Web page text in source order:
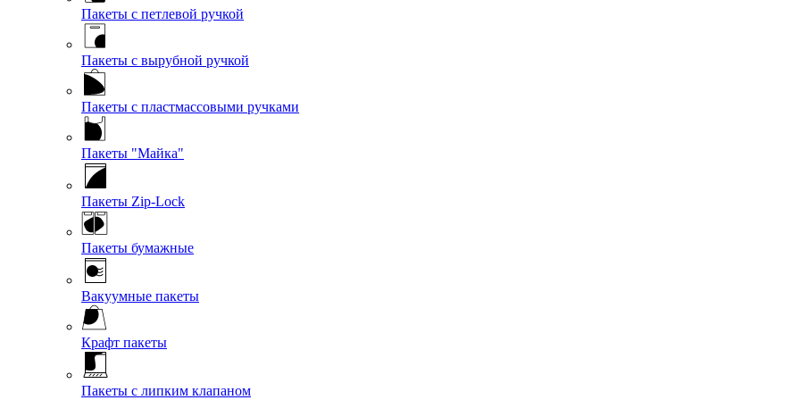
Пакеты с петлевой ручкой
Пакеты с вырубной ручкой
Пакеты с пластмассовыми ручками
Пакеты "Майка"
Пакеты Zip-Lock
Пакеты бумажные
Вакуумные пакеты
Крафт пакеты
Пакеты с липким клапаном